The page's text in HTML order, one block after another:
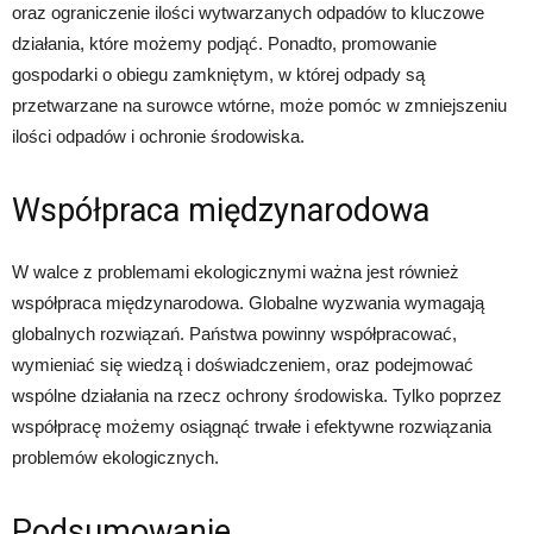
oraz ograniczenie ilości wytwarzanych odpadów to kluczowe
działania, które możemy podjąć. Ponadto, promowanie
gospodarki o obiegu zamkniętym, w której odpady są
przetwarzane na surowce wtórne, może pomóc w zmniejszeniu
ilości odpadów i ochronie środowiska.
Współpraca międzynarodowa
W walce z problemami ekologicznymi ważna jest również
współpraca międzynarodowa. Globalne wyzwania wymagają
globalnych rozwiązań. Państwa powinny współpracować,
wymieniać się wiedzą i doświadczeniem, oraz podejmować
wspólne działania na rzecz ochrony środowiska. Tylko poprzez
współpracę możemy osiągnąć trwałe i efektywne rozwiązania
problemów ekologicznych.